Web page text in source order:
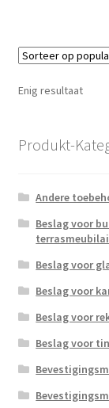
Enig resultaat
Produkt-
Andere
Beslag voor
Beslag voor
Beslag voor
Beslag voor
Beslag voor